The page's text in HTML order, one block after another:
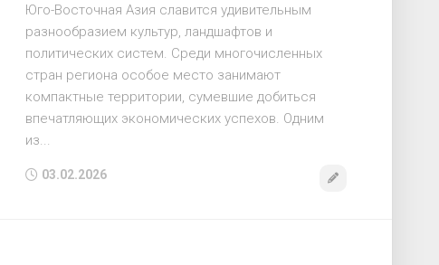
Юго-Восточная Азия славится удивительным
разнообразием культур, ландшафтов и
политических систем. Среди многочисленных
стран региона особое место занимают
компактные территории, сумевшие добиться
впечатляющих экономических успехов. Одним
из...
03.02.2026